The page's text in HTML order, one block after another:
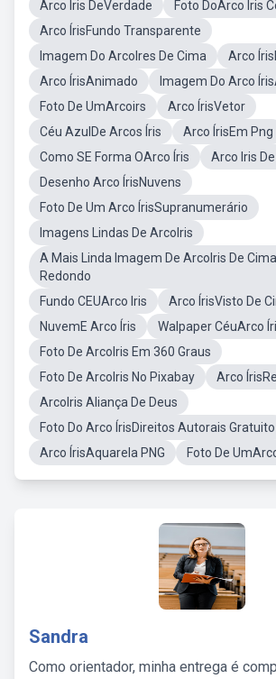
Arco Iris DeVerdade
Foto DoArco Íris
Arco ÍrisFundo Transparente
Imagem Do ArcoIres De Cima
Arco
Arco ÍrisAnimado
Imagem Do Arco
Foto De UmArcoirs
Arco ÍrisVetor
Céu AzulDe Arcos Íris
Arco ÍrisEm Png
Como SE Forma OArco Íris
Arco Iris
Desenho Arco ÍrisNuvens
Foto De Um Arco ÍrisSupranumerário
Imagens Lindas De ArcoIris
A Mais Linda Imagem De ArcoIris De
Redondo
Fundo CEUArco Iris
Arco ÍrisVisto De
NuvemE Arco Íris
Walpaper CéuArco
Foto De ArcoIris Em 360 Graus
Foto De ArcoIris No Pixabay
Arco
ArcoIris Aliança De Deus
Foto Do Arco ÍrisDireitos Autorais Gratuito
Arco ÍrisAquarela PNG
Foto De
Sandra
Como orientador, minha entrega é